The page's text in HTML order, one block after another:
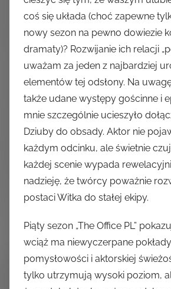
coś się układa (choć zapewne
nowy sezon na pewno dowiezie
dramaty)? Rozwijanie ich relacji
uważam za jeden z najbardziej
elementów tej odsłony. Na
także udane występy gościnne i
mnie szczególnie ucieszyło
Dziuby do obsady. Aktor nie
każdym odcinku, ale świetnie
każdej scenie wypada
nadzieję, że twórcy poważnie
postaci Witka do stałej ekipy.
Piąty sezon „The Office PL”
wciąż ma niewyczerpane
pomysłowości i aktorskiej
tylko utrzymują wysoki poziom,